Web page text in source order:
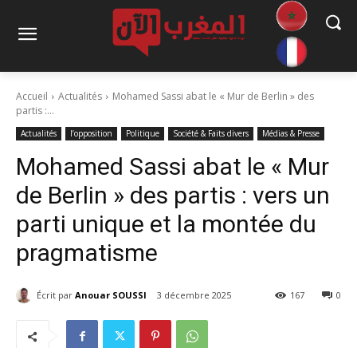
Accueil Actualités
Mohamed Sassi abat le « Mur de Berlin » des
partis :...
Actualités l’opposition Politique Société & Faits divers Médias & Presse
Mohamed Sassi abat le « Mur
de Berlin » des partis : vers un
parti unique et la montée du
pragmatisme
Écrit par Anouar SOUSSI 3 décembre 2025 0
167